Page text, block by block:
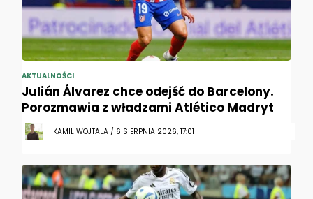
AKTUALNOŚCI
Julián Álvarez chce odejść do Barcelony.
Porozmawia z władzami Atlético Madryt
KAMIL WOJTALA / 6 SIERPNIA 2026, 17:01